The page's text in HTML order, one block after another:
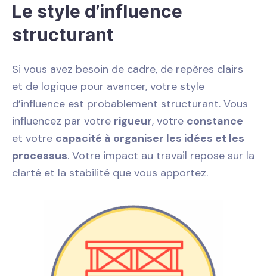
Le style d’influence
structurant
Si vous avez besoin de cadre, de repères clairs
et de logique pour avancer, votre style
d’influence est probablement structurant. Vous
influencez par votre rigueur, votre constance
et votre capacité à organiser les idées et les
processus. Votre impact au travail repose sur la
clarté et la stabilité que vous apportez.